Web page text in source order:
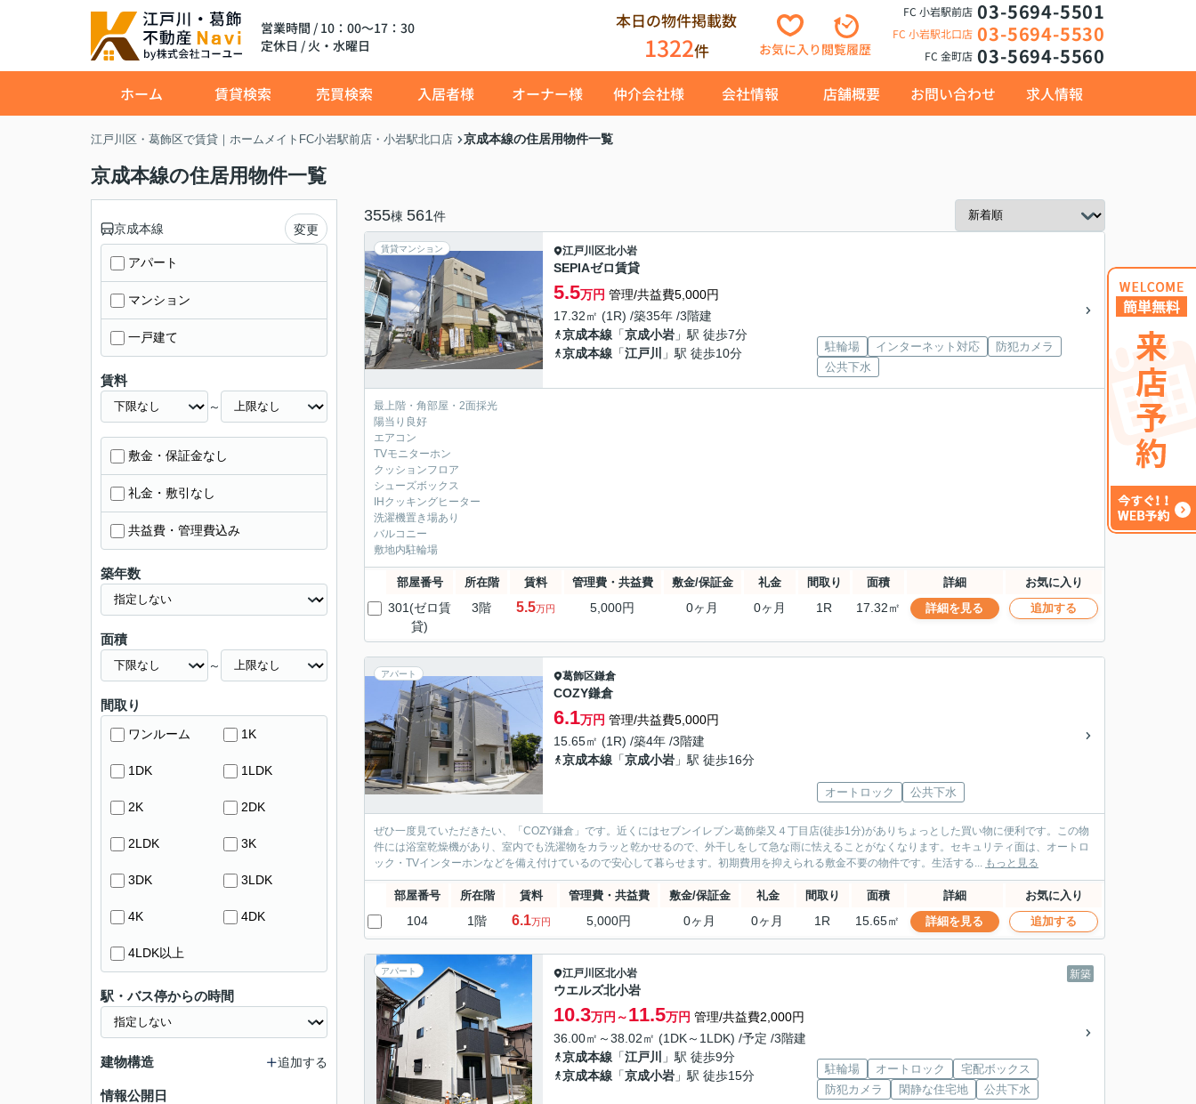
営業時間 / 10：00～17：30
定休日 / 火・水曜日
本日の物件掲載数
1322件 お気に入り閲覧履歴
FC 小岩駅前店 03-5694-5501
FC 小岩駅北口店 03-5694-5530
FC 金町店 03-5694-5560
ホーム 賃貸検索 売買検索 入居者様 オーナー様 仲介会社様 会社情報 店舗概要 お問い合わせ 求人情報
江戸川区・葛飾区で賃貸｜ホームメイトFC小岩駅前店・小岩駅北口店 京成本線の住居用物件一覧
京成本線の住居用物件一覧
355棟 561件
賃貸マンション 江戸川区北小岩
SEPIAゼロ賃貸
5.5万円 管理/共益費5,000円
17.32㎡ (1R) /築35年 /3階建
京成本線 「京成小岩 」駅 徒歩7分
京成本線 「江戸川 」駅 徒歩10分 駐輪場 インターネット対応
防犯カメラ
公共下水
最上階・角部屋・2面採光
陽当り良好
エアコン
TVモニターホン
クッションフロア
シューズボックス
IHクッキングヒーター
洗濯機置き場あり
バルコニー
敷地内駐輪場
部屋番号 所在階 賃料 管理費・共益費 敷金/保証金 礼金 間取り 面積 詳細 お気に入り
301(ゼロ賃
貸)
3階 5.5万円 5,000円 0ヶ月 0ヶ月 1R 17.32㎡ 詳細を見る 追加する
アパート 葛飾区鎌倉
COZY鎌倉
6.1万円 管理/共益費5,000円
15.65㎡ (1R) /築4年 /3階建
京成本線 「京成小岩 」駅 徒歩16分
オートロック 公共下水
ぜひ一度見ていただきたい、「COZY鎌倉」です。近くにはセブンイレブン葛飾柴又４丁目店(徒歩1分)がありちょっとした買い物に便利です。この物
件には浴室乾燥機があり、室内でも洗濯物をカラッと乾かせるので、外干しをして急な雨に怯えることがなくなります。セキュリティ面は、オートロ
ック・TVインターホンなどを備え付けているので安心して暮らせます。初期費用を抑えられる敷金不要の物件です。生活する... もっと見る
部屋番号 所在階 賃料 管理費・共益費 敷金/保証金 礼金 間取り 面積 詳細 お気に入り
104 1階 6.1万円 5,000円 0ヶ月 0ヶ月 1R 15.65㎡ 詳細を見る 追加する
アパート 新築
江戸川区北小岩
ウエルズ北小岩
10.3万円～11.5万円 管理/共益費2,000円
36.00㎡～38.02㎡ (1DK～1LDK) /予定 /3階建
京成本線 「江戸川
」駅 徒歩9分
京成本線 「京成小岩 」駅 徒歩15分 駐輪場 オートロック
宅配ボックス
防犯カメラ
閑静な住宅地 公共下水
京成本線 変更
アパート
マンション
一戸建て
賃料
～
敷金・保証金なし
礼金・敷引なし
共益費・管理費込み
築年数
面積
～
間取り
ワンルーム 1K
1DK 1LDK
2K 2DK
2LDK 3K
3DK 3LDK
4K 4DK
4LDK以上
駅・バス停からの時間
建物構造 追加する
情報公開日